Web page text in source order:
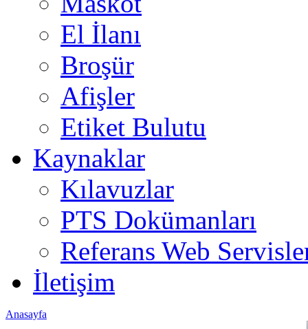
El İlanı
Broşür
Afişler
Etiket Bulutu
Kaynaklar
Kılavuzlar
PTS Dokümanları
Referans Web
İletişim
Anasayfa